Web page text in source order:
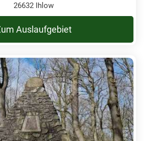
26632 Ihlow
Auslaufgebiet